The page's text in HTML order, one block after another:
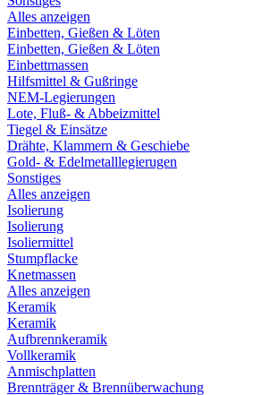
Alles anzeigen
Einbetten, Gießen & Löten
Einbetten, Gießen & Löten
Einbettmassen
Hilfsmittel & Gußringe
NEM-Legierungen
Lote, Fluß- & Abbeizmittel
Tiegel & Einsätze
Drähte, Klammern & Geschiebe
Gold- & Edelmetalllegierugen
Sonstiges
Alles anzeigen
Isolierung
Isolierung
Isoliermittel
Stumpflacke
Knetmassen
Alles anzeigen
Keramik
Keramik
Aufbrennkeramik
Vollkeramik
Anmischplatten
Brennträger & Brennüberwachung